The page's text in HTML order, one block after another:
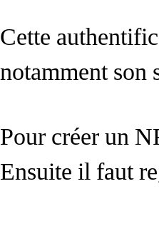
Cette
notamment son
Pour créer un
Ensuite il faut